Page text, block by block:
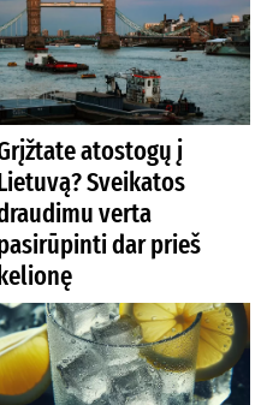
atostogų į
Sveikatos
verta
dar prieš